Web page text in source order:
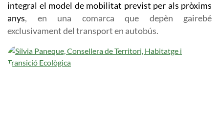
integral el model de mobilitat previst per als pròxims
anys, en una comarca que depèn gairebé
exclusivament del transport en autobús.
Imatge